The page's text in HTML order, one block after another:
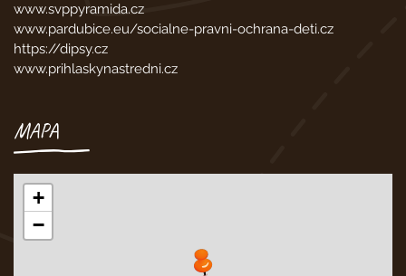
www.svppyramida.cz
www.pardubice.eu/socialne-pravni-ochrana-deti.cz
https://dipsy.cz
www.prihlaskynastredni.cz
MAPA
+
−